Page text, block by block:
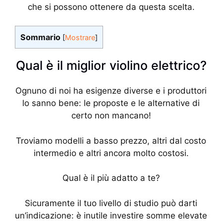
che si possono ottenere da questa scelta.
Sommario [Mostrare]
Qual è il miglior violino elettrico?
Ognuno di noi ha esigenze diverse e i produttori
lo sanno bene: le proposte e le alternative di
certo non mancano!
Troviamo modelli a basso prezzo, altri dal costo
intermedio e altri ancora molto costosi.
Qual è il più adatto a te?
Sicuramente il tuo livello di studio può darti
un’indicazione: è inutile investire somme elevate